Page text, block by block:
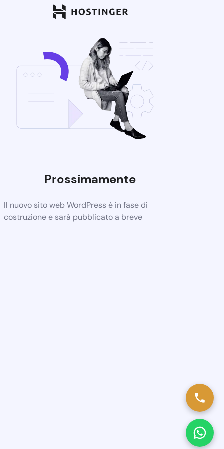
Prossimamente
Il nuovo sito web WordPress è in fase di
costruzione e sarà pubblicato a breve